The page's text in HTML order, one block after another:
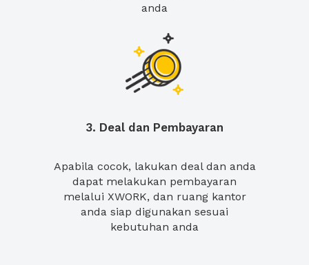
anda
3. Deal dan Pembayaran
Apabila cocok, lakukan deal dan anda
dapat melakukan pembayaran
melalui XWORK, dan ruang kantor
anda siap digunakan sesuai
kebutuhan anda